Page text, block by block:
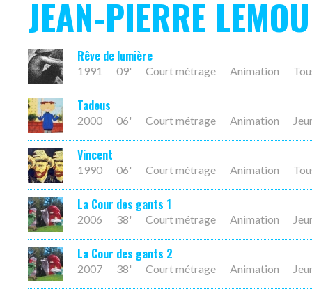
JEAN-PIERRE
Rêve de lumière
1991 09' Court métrage Animation
Tadeus
2000 06' Court métrage Animation
Vincent
1990 06' Court métrage Animation
La Cour des gants 1
2006 38' Court métrage Animation
La Cour des gants 2
2007 38' Court métrage Animation